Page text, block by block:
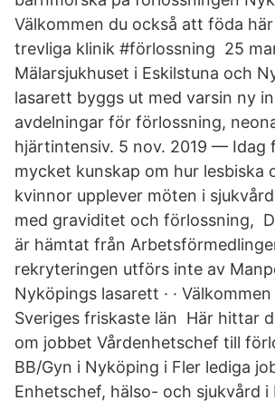
Välkommen du också att föda
trevliga klinik #förlossning 25
Mälarsjukhuset i Eskilstuna och
lasarett byggs ut med varsin ny
avdelningar för förlossning,
hjärtintensiv. 5 nov. 2019 — Idag
mycket kunskap om hur lesbiska
kvinnor upplever möten i
med graviditet och förlossning,
är hämtat från
rekryteringen utförs inte av
Nyköpings lasarett · ·
Sveriges friskaste län Här hittar
om jobbet Vårdenhetschef till
BB/Gyn i Nyköping i Fler lediga
Enhetschef, hälso- och sjukvård i